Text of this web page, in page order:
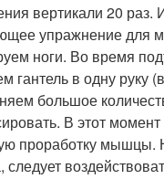
вертикали 20 раз.
упражнение для
ноги. Во время
гантель в одну руку
большое
В этот
проработку мышцы.
следует